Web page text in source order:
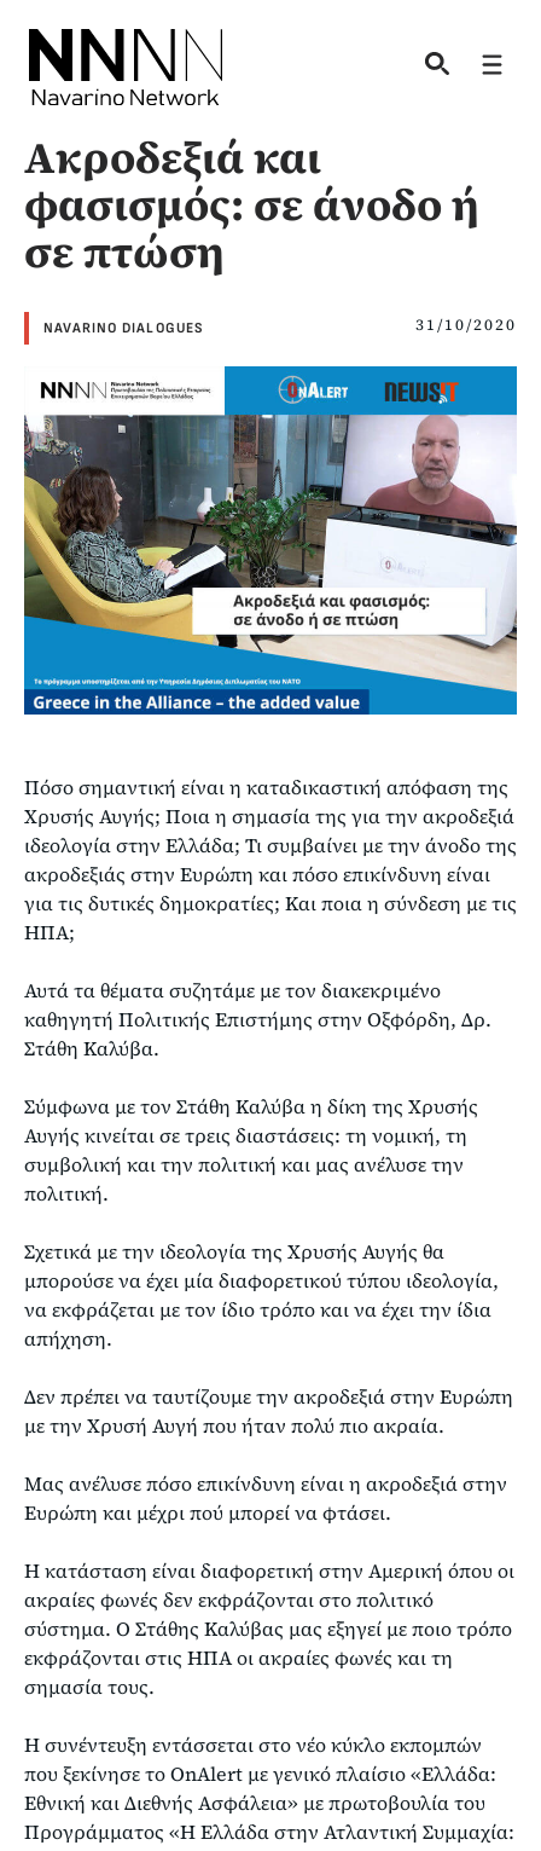
content
Ακροδεξιά και
φασισμός: σε άνοδο ή
σε πτώση
NAVARINO DIALOGUES 31/10/2020
Πόσο σημαντική είναι η καταδικαστική απόφαση της
Χρυσής Αυγής; Ποια η σημασία της για την ακροδεξιά
ιδεολογία στην Ελλάδα; Τι συμβαίνει με την άνοδο της
ακροδεξιάς στην Ευρώπη και πόσο επικίνδυνη είναι
για τις δυτικές δημοκρατίες; Και ποια η σύνδεση με τις
ΗΠΑ;
Αυτά τα θέματα συζητάμε με τον διακεκριμένο
καθηγητή Πολιτικής Επιστήμης στην Οξφόρδη, Δρ.
Στάθη Καλύβα.
Σύμφωνα με τον Στάθη Καλύβα η δίκη της Χρυσής
Αυγής κινείται σε τρεις διαστάσεις: τη νομική, τη
συμβολική και την πολιτική και μας ανέλυσε την
πολιτική.
Σχετικά με την ιδεολογία της Χρυσής Αυγής θα
μπορούσε να έχει μία διαφορετικού τύπου ιδεολογία,
να εκφράζεται με τον ίδιο τρόπο και να έχει την ίδια
απήχηση.
Δεν πρέπει να ταυτίζουμε την ακροδεξιά στην Ευρώπη
με την Χρυσή Αυγή που ήταν πολύ πιο ακραία.
Μας ανέλυσε πόσο επικίνδυνη είναι η ακροδεξιά στην
Ευρώπη και μέχρι πού μπορεί να φτάσει.
Η κατάσταση είναι διαφορετική στην Αμερική όπου οι
ακραίες φωνές δεν εκφράζονται στο πολιτικό
σύστημα. Ο Στάθης Καλύβας μας εξηγεί με ποιο τρόπο
εκφράζονται στις ΗΠΑ οι ακραίες φωνές και τη
σημασία τους.
Η συνέντευξη εντάσσεται στο νέο κύκλο εκπομπών
που ξεκίνησε το OnAlert με γενικό πλαίσιο «Ελλάδα:
Εθνική και Διεθνής Ασφάλεια» με πρωτοβουλία του
Προγράμματος «Η Ελλάδα στην Ατλαντική Συμμαχία: